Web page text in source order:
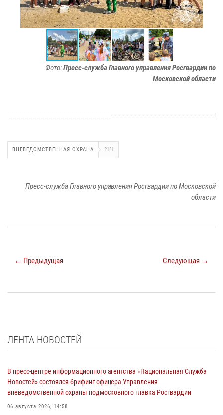
Фото:Пресс-служба Главного управления Росгвардии по
Московской области
ВНЕВЕДОМСТВЕННАЯ ОХРАНА 2181
Пресс-служба Главного управления Росгвардии по Московской
области
← Предыдущая Следующая →
ЛЕНТА НОВОСТЕЙ
В пресс-центре информационного агентства «Национальная Служба
Новостей» состоялся брифинг офицера Управления
вневедомственной охраны подмосковного главка Росгвардии
06 августа 2026, 14:58